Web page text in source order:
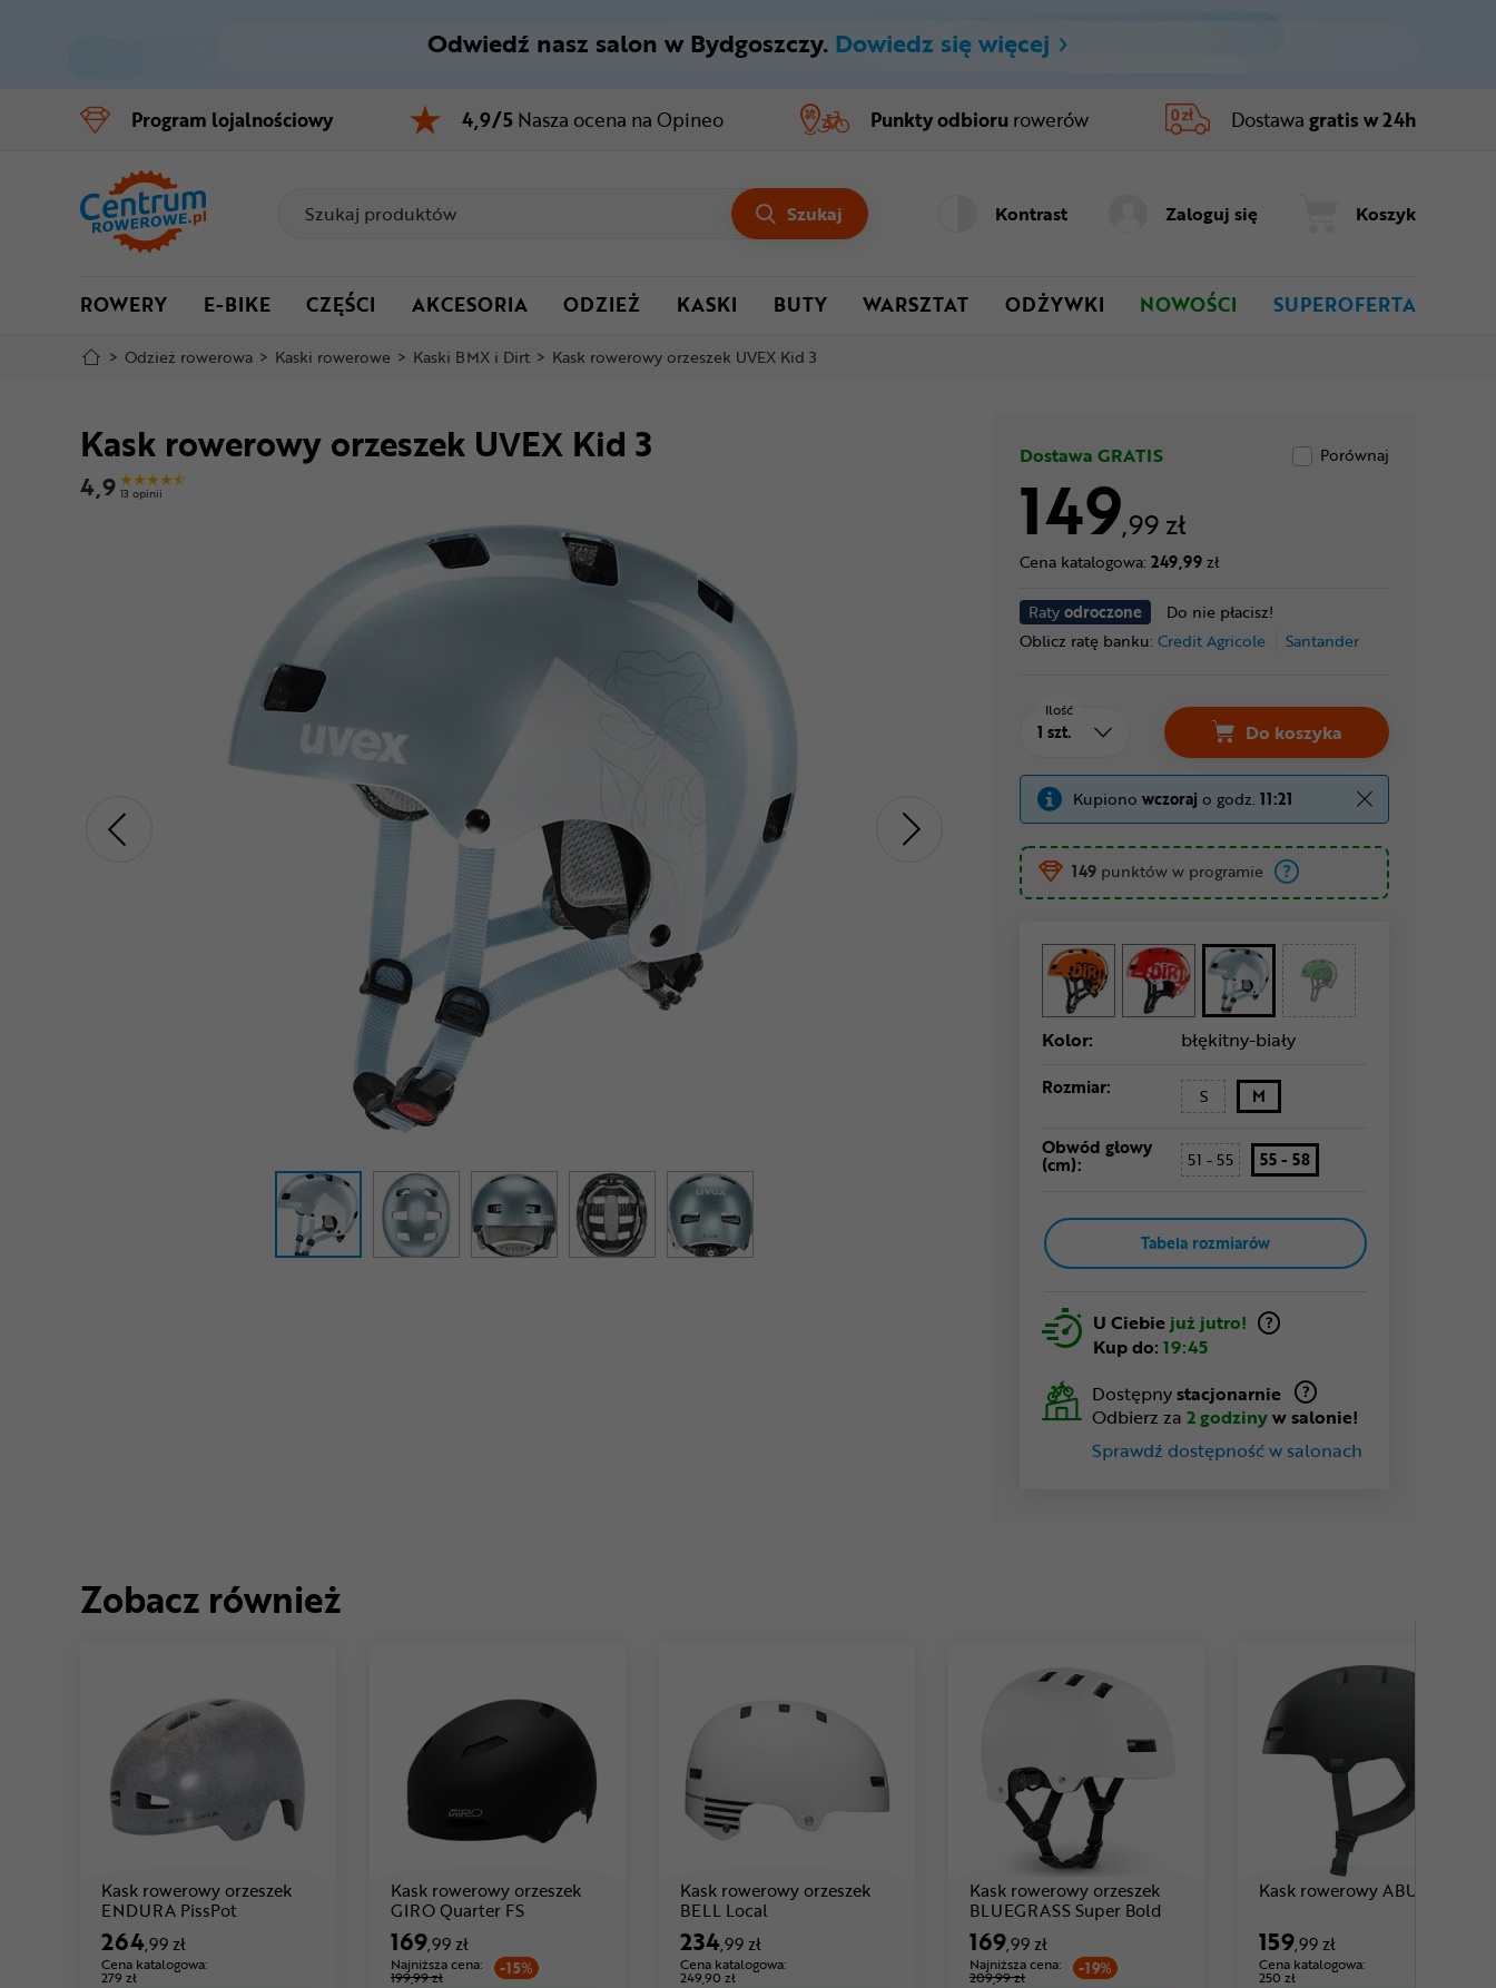
Menu główne
Informacje o produkcie
Do koszyka
Szczegółowe informacje
Mapa strony
Odwiedź nasz salon w Bydgoszczy. Dowiedz się więcej
Program lojalnościowy 4,9/5 Nasza ocena na Opineo Punkty odbioru rowerów Dostawa gratis w 24h
Szukaj Kontrast Zaloguj się Koszyk
ROWERY E-BIKE CZĘŚCI AKCESORIA ODZIEŻ KASKI BUTY WARSZTAT ODŻYWKI NOWOŚCI SUPEROFERTA
> Odzież rowerowa > Kaski rowerowe > Kaski BMX i Dirt > Kask rowerowy orzeszek UVEX Kid 3
Kask rowerowy orzeszek UVEX Kid 3
4,9 13 opinii
Dostawa GRATIS Porównaj
149,99 zł
Cena katalogowa: 249,99zł
Ratyodroczone
Do nie płacisz!
Oblicz ratę banku: Credit Agricole Santander
Ilość
Do koszyka
Kupiono wczoraj o godz. 11:21
149 punktów w programie
Kolor: błękitny-biały
Rozmiar: S M
Obwód głowy
(cm): 51 - 55 55 - 58
Tabela rozmiarów
U Ciebie już jutro!
Kup do: 19:45
Dostępnystacjonarnie
Odbierz za 2 godzinyw salonie!
Sprawdź dostępność w salonach
Zobacz również
Kask rowerowy orzeszek
ENDURA PissPot
264,99 zł
Cena katalogowa:
279 zł
Kask rowerowy orzeszek
GIRO Quarter FS
169,99 zł
Najniższa cena:
199,99 zł -15%
Kask rowerowy orzeszek
BELL Local
234,99 zł
Cena katalogowa:
249,90 zł
Kask rowerowy orzeszek
BLUEGRASS Super Bold
169,99 zł
Najniższa cena:
209,99 zł -19%
Kask rowerowy ABUS Indy
159,99 zł
Cena katalogowa:
250 zł